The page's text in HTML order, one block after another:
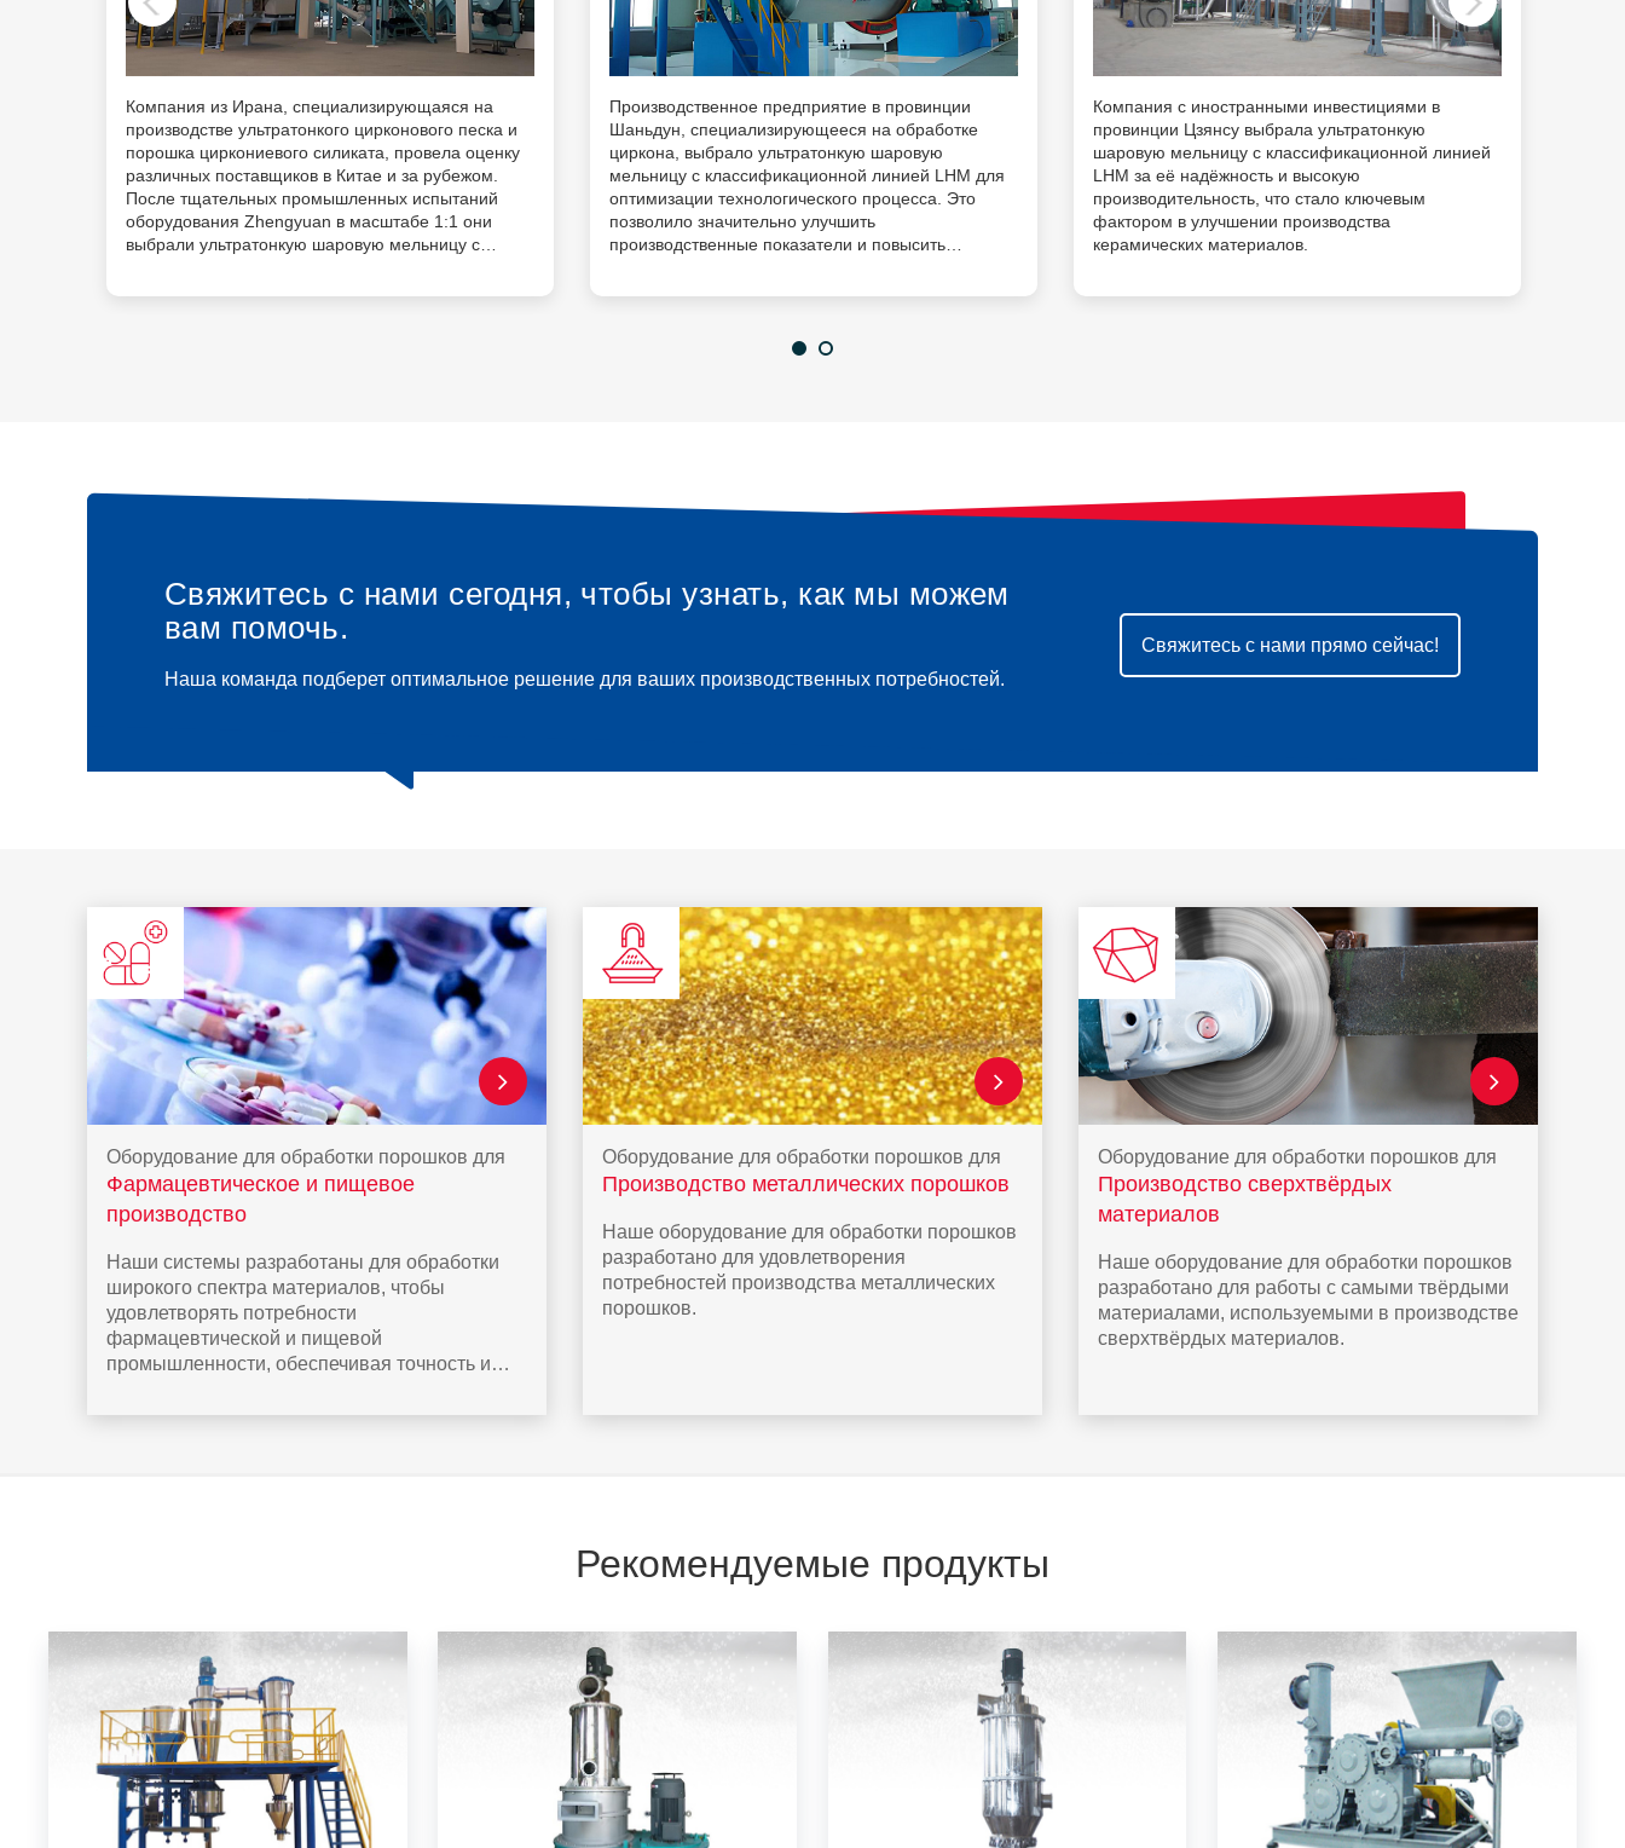
Компания из Ирана, специализирующаяся на
производстве ультратонкого цирконового песка и
порошка циркониевого силиката, провела оценку
различных поставщиков в Китае и за рубежом.
После тщательных промышленных испытаний
оборудования Zhengyuan в масштабе 1:1 они
выбрали ультратонкую шаровую мельницу с
Производственное предприятие в провинции
Шаньдун, специализирующееся на обработке
циркона, выбрало ультратонкую шаровую
мельницу с классификационной линией LHM для
оптимизации технологического процесса. Это
позволило значительно улучшить
производственные показатели и повысить
Компания с иностранными инвестициями в
провинции Цзянсу выбрала ультратонкую
шаровую мельницу с классификационной линией
LHM за её надёжность и высокую
производительность, что стало ключевым
фактором в улучшении производства
керамических материалов.
Свяжитесь с нами сегодня, чтобы узнать, как мы можем
вам помочь.
Наша команда подберет оптимальное решение для ваших производственных потребностей.
Свяжитесь с нами прямо сейчас!
Оборудование для обработки порошков для
Фармацевтическое и пищевое
производство
Наши системы разработаны для обработки
широкого спектра материалов, чтобы
удовлетворять потребности
фармацевтической и пищевой
промышленности, обеспечивая точность и
Оборудование для обработки порошков для
Производство металлических порошков
Наше оборудование для обработки порошков
разработано для удовлетворения
потребностей производства металлических
порошков.
Оборудование для обработки порошков для
Производство сверхтвёрдых
материалов
Наше оборудование для обработки порошков
разработано для работы с самыми твёрдыми
материалами, используемыми в производстве
сверхтвёрдых материалов.
Рекомендуемые продукты